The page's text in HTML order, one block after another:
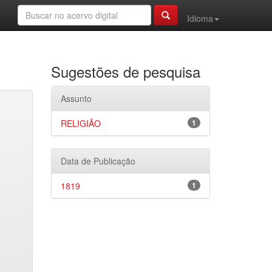
Idioma
Sugestões de pesquisa
Assunto
1
RELIGIÃO
Data de Publicação
1
1819